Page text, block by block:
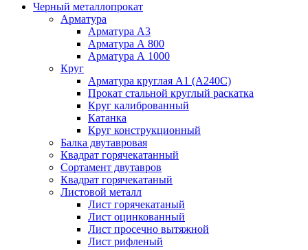
Черный металлопрокат
Арматура
Арматура А3
Арматура А 800
Арматура А 1000
Круг
Арматура круглая А1 (А240C)
Прокат стальной круглый раскатка
Круг калиброванный
Катанка
Круг конструкционный
Балка двутавровая
Квадрат горячекатанный
Сортамент двутавров
Квадрат горячекатаный
Листовой металл
Лист горячекатаный
Лист оцинкованный
Лист просечно вытяжной
Лист рифленый